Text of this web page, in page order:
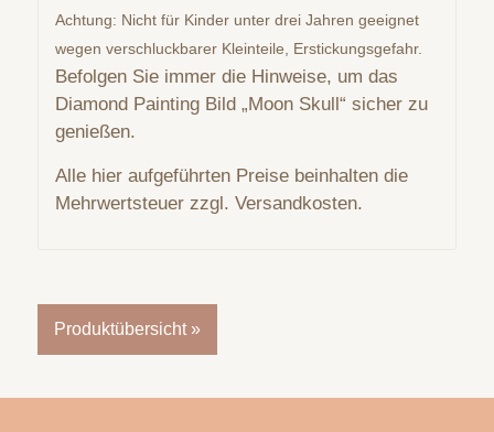
Achtung: Nicht für Kinder unter drei Jahren geeignet
wegen verschluckbarer Kleinteile, Erstickungsgefahr.
Befolgen Sie immer die Hinweise, um das
Diamond Painting Bild „Moon Skull“ sicher zu
genießen.
Alle hier aufgeführten Preise beinhalten die
Mehrwertsteuer zzgl. Versandkosten.
Produktübersicht »